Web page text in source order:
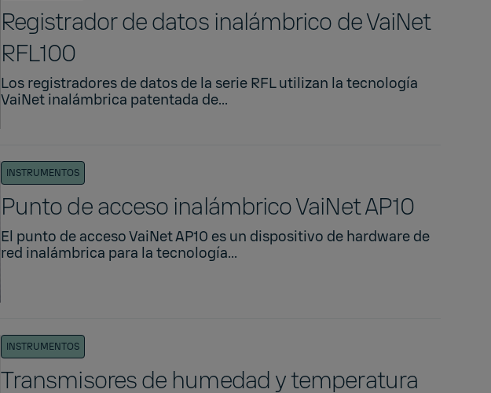
Registrador de datos inalámbrico de VaiNet
RFL100
Los registradores de datos de la serie RFL utilizan la tecnología
VaiNet inalámbrica patentada de...
INSTRUMENTOS
Punto de acceso inalámbrico VaiNet AP10
El punto de acceso VaiNet AP10 es un dispositivo de hardware de
red inalámbrica para la tecnología...
INSTRUMENTOS
Transmisores de humedad y temperatura